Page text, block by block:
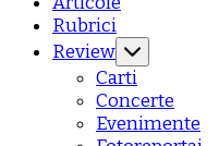
Rubrici
Review
Carti
Concerte
Evenimente